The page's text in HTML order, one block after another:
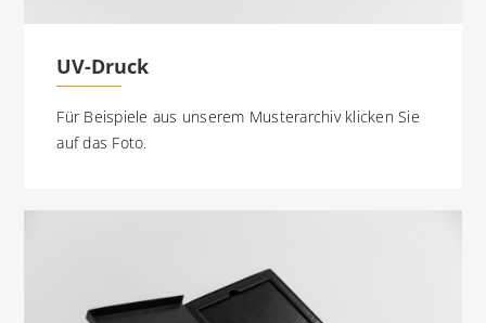
UV-Druck
Für Beispiele aus unserem Musterarchiv klicken Sie
auf das Foto.